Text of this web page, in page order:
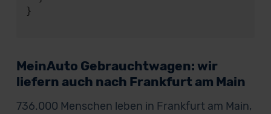
}
MeinAuto Gebrauchtwagen: wir
liefern auch nach Frankfurt am Main
736.000 Menschen leben in Frankfurt am Main,